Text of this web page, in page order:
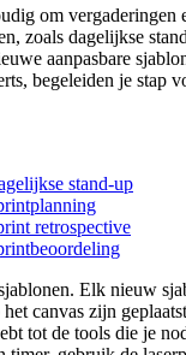
om vergaderingen
zoals dagelijkse
aanpasbare
begeleiden je stap
stand-up
retrospective
Elk nieuw
canvas zijn
tot de tools die je